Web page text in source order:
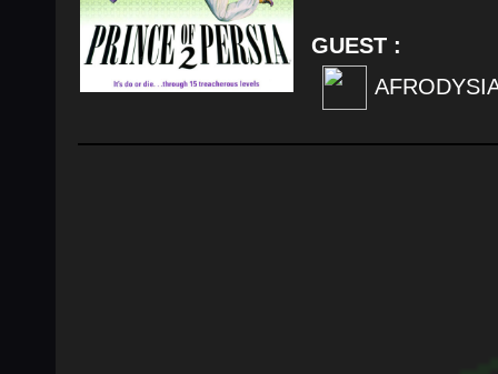
GUEST :